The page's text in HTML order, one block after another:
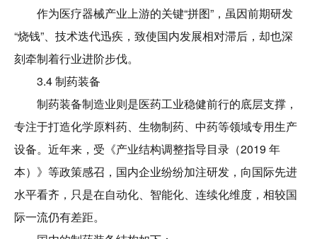
作为医疗器械产业上游的关键“拼图”，虽因前期研发
“烧钱”、技术迭代迅疾，致使国内发展相对滞后，却也深
刻牵制着行业进阶步伐。
3.4 制药装备
制药装备制造业则是医药工业稳健前行的底层支撑，
专注于打造化学原料药、生物制药、中药等领域专用生产
设备。近年来，受《产业结构调整指导目录（2019 年
本）》等政策感召，国内企业纷纷加注研发，向国际先进
水平看齐，只是在自动化、智能化、连续化维度，相较国
际一流仍有差距。